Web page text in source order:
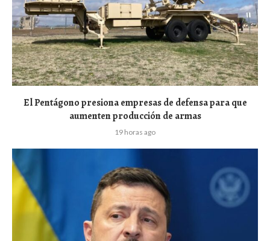
El Pentágono presiona empresas de defensa para que
aumenten producción de armas
19 horas ago